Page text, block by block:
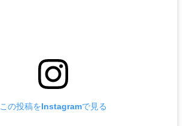
この投稿をInstagramで見る